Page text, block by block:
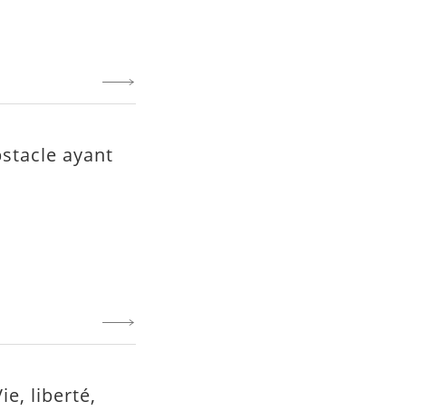
ayant
liberté,